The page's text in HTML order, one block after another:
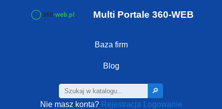
Multi Portale 360-WEB
Baza firm
Blog
🔎
Nie masz konta? Rejestracja Logowanie